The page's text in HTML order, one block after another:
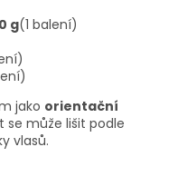
g(1 balení)
jako orientační
se může lišit podle
vlasů.